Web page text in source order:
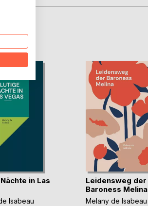
in Las
Isabeau
Leidensweg der
Baroness Melina
Melany de Isabeau